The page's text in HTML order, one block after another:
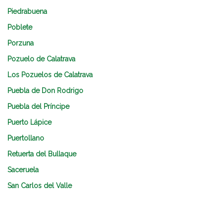
Piedrabuena
Poblete
Porzuna
Pozuelo de Calatrava
Los Pozuelos de Calatrava
Puebla de Don Rodrigo
Puebla del Príncipe
Puerto Lápice
Puertollano
Retuerta del Bullaque
Saceruela
San Carlos del Valle